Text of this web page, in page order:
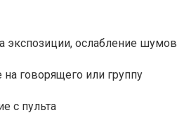
экспозиции, ослабление шумов
говорящего или группу
с пульта